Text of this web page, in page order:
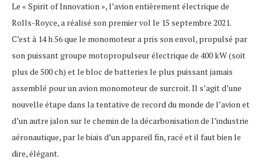
Le « Spirit of Innovation », l’avion entièrement électrique de
Rolls-Royce, a réalisé son premier vol le 15 septembre 2021.
C’est à 14 h 56 que le monomoteur a pris son envol, propulsé par
son puissant groupe motopropulseur électrique de 400 kW (soit
plus de 500 ch) et le bloc de batteries le plus puissant jamais
assemblé pour un avion monomoteur de surcroit. Il s’agit d’une
nouvelle étape dans la tentative de record du monde de l’avion et
d’un autre jalon sur le chemin de la décarbonisation de l’industrie
aéronautique, par le biais d’un appareil fin, racé et il faut bien le
dire, élégant.